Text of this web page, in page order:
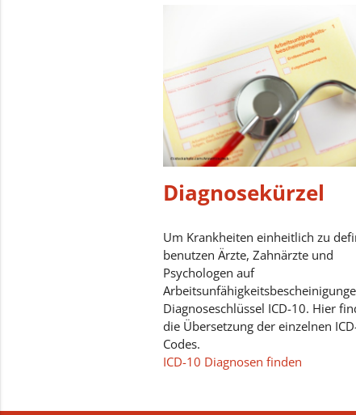
Diagnosekürzel
Um Krankheiten einheitlich zu
benutzen Ärzte, Zahnärzte und
Psychologen auf
Diagnoseschlüssel ICD-10. Hier
die Übersetzung der einzelnen
Codes.
ICD-10 Diagnosen finden